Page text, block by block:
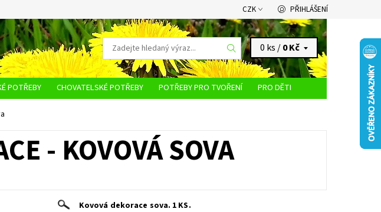
CZK PŘIHLÁŠENÍ
0 ks /0 Kč
POTŘEBY CHOVATELSKÉ POTŘEBY POTŘEBY PRO TVOŘENÍ
PRO DĚTI
ÚDAJŮ
- KOVOVÁ SOVA
Kovová dekorace sova. 1 KS.